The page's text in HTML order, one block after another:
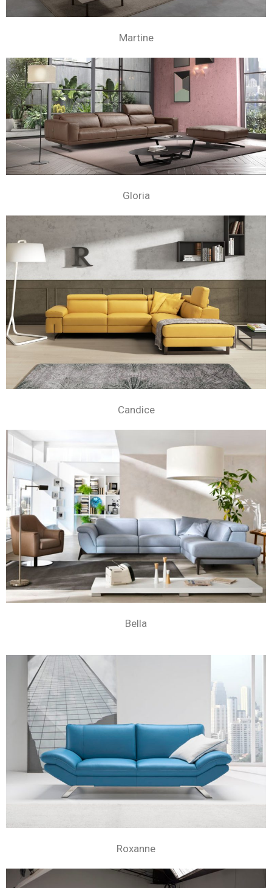
Martine
Gloria
Candice
Bella
Roxanne